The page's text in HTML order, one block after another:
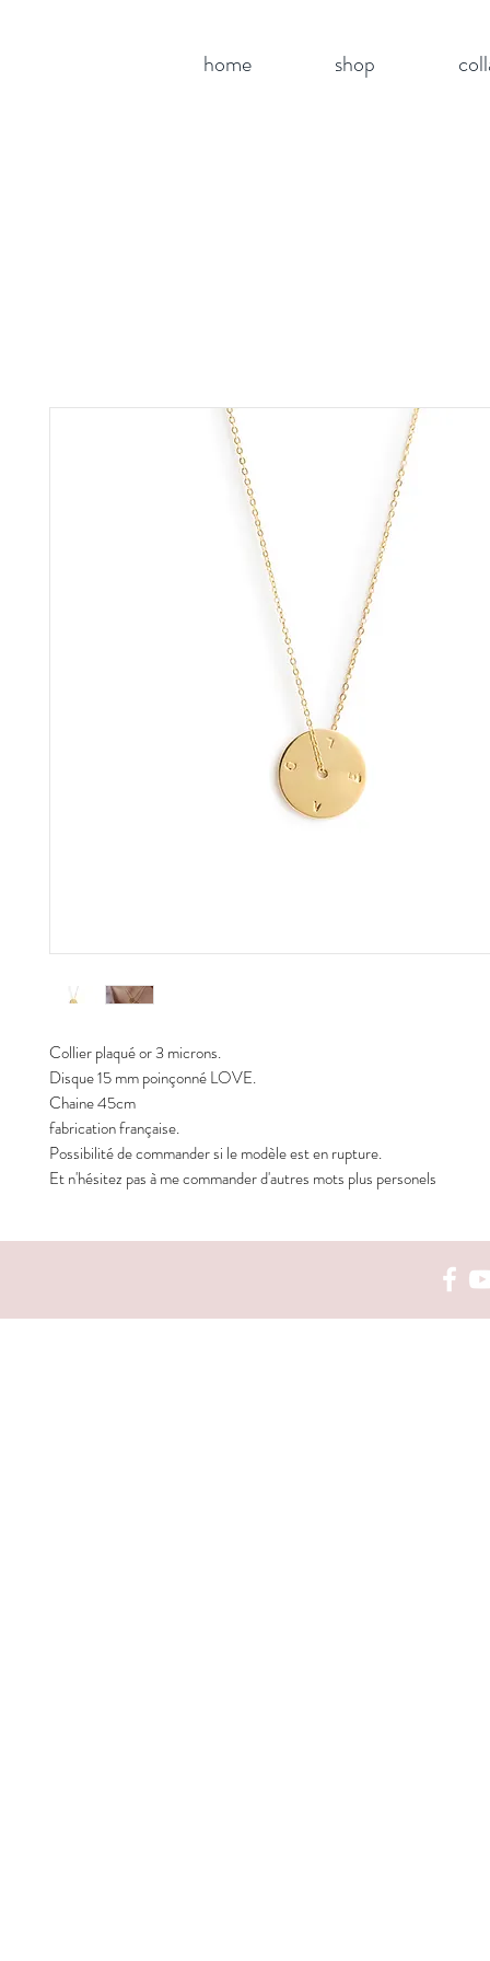
home shop
Collier plaqué or 3 microns.
Disque 15 mm poinçonné LOVE.
Chaine 45cm
fabrication française.
Possibilité de commander si le modèle est en rupture.
Et n'hésitez pas à me commander d'autres mots plus personels